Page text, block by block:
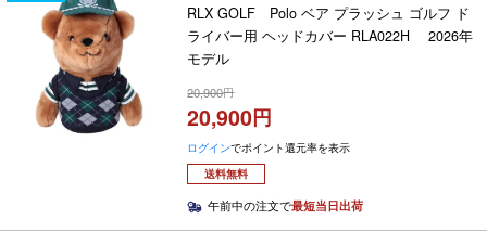
RLX GOLF Polo ベア プラッシュ ゴルフ ド
ライバー用 ヘッドカバー RLA022H 2026年
モデル
20,900
20,900
ログインでポイント還元率を表示
送料無料
午前中の注文で最短当日出荷